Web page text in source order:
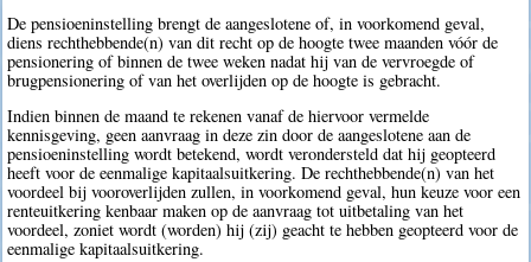
De pensioeninstelling brengt de aangeslotene of, in voorkomend geval,
diens rechthebbende(n) van dit recht op de hoogte twee maanden vóór de
pensionering of binnen de twee weken nadat hij van de vervroegde of
brugpensionering of van het overlijden op de hoogte is gebracht.
Indien binnen de maand te rekenen vanaf de hiervoor vermelde
kennisgeving, geen aanvraag in deze zin door de aangeslotene aan de
pensioeninstelling wordt betekend, wordt verondersteld dat hij geopteerd
heeft voor de eenmalige kapitaalsuitkering. De rechthebbende(n) van het
voordeel bij vooroverlijden zullen, in voorkomend geval, hun keuze voor een
renteuitkering kenbaar maken op de aanvraag tot uitbetaling van het
voordeel, zoniet wordt (worden) hij (zij) geacht te hebben geopteerd voor de
eenmalige kapitaalsuitkering.